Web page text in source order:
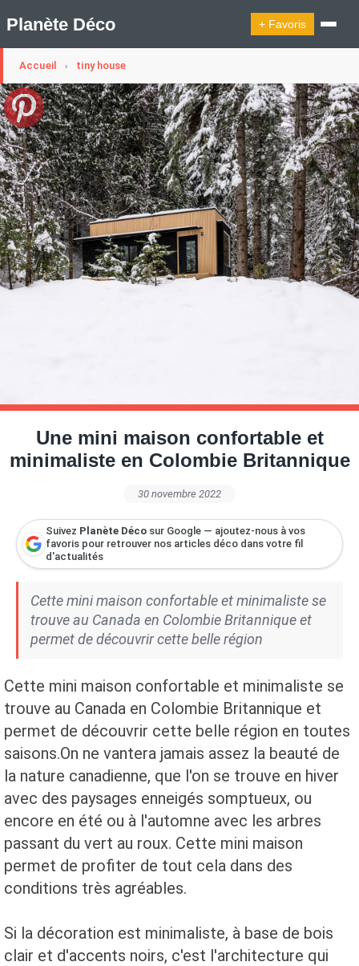
Planète Déco + Favoris
🛍︎ Shop Planète Déco ℹ︎ À propos
Appartement Design Cabanes
Decoration Noël
Design Suédois En Quelques Photos
Idées Déco En 10 Photos
La Semaine Décoration Et Design
Maison En Ville
Méli-Mélo Suédois
Publi Reportage
Tendance
Interieurs Scandinaves
La Décoration Selon Votre Signe Astrologique
Les Trouvailles Déco Du Jour
Accueil › tiny house
Une mini maison confortable et
minimaliste en Colombie Britannique
30 novembre 2022
Suivez Planète Déco sur Google — ajoutez-nous à vos
favoris pour retrouver nos articles déco dans votre fil
d'actualités
Cette mini maison confortable et minimaliste se
trouve au Canada en Colombie Britannique et
permet de découvrir cette belle région
Cette mini maison confortable et minimaliste se
trouve au Canada en Colombie Britannique et
permet de découvrir cette belle région en toutes
saisons.On ne vantera jamais assez la beauté de
la nature canadienne, que l'on se trouve en hiver
avec des paysages enneigés somptueux, ou
encore en été ou à l'automne avec les arbres
passant du vert au roux. Cette mini maison
permet de profiter de tout cela dans des
conditions très agréables.
Si la décoration est minimaliste, à base de bois
clair et d'accents noirs, c'est l'architecture qui